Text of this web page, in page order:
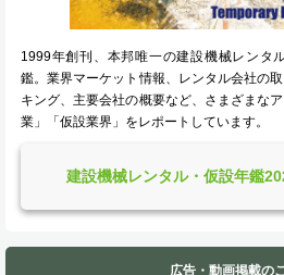
1999年創刊、本邦唯一の建設機械レンタ
鑑。業界マーケット情報、レンタル会社の
キング、主要会社の概要など、さまざまな
業」「仮設業界」をレポートしています。
建設機械レンタル・仮設年鑑
広告・動画掲載の